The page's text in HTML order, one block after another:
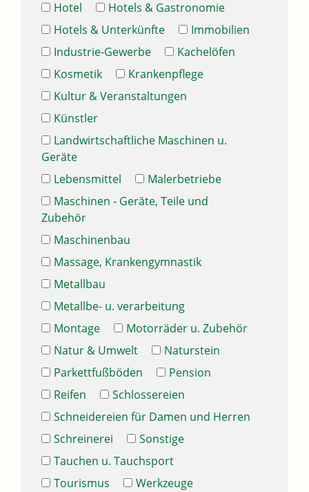
Hotel
Hotels & Gastronomie
Hotels & Unterkünfte
Immobilien
Industrie-Gewerbe
Kachelöfen
Kosmetik
Krankenpflege
Kultur & Veranstaltungen
Künstler
Landwirtschaftliche Maschinen u.
Geräte
Lebensmittel
Malerbetriebe
Maschinen - Geräte, Teile und
Zubehör
Maschinenbau
Massage, Krankengymnastik
Metallbau
Metallbe- u. verarbeitung
Montage
Motorräder u. Zubehör
Natur & Umwelt
Naturstein
Parkettfußböden
Pension
Reifen
Schlossereien
Schneidereien für Damen und Herren
Schreinerei
Sonstige
Tauchen u. Tauchsport
Tourismus
Werkzeuge